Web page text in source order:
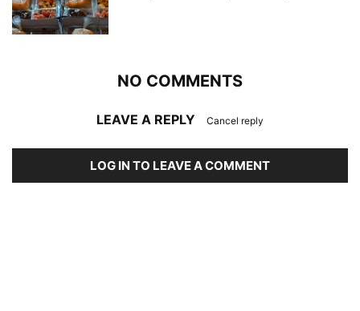
NO COMMENTS
LEAVE A REPLY Cancel reply
LOG IN TO LEAVE A COMMENT